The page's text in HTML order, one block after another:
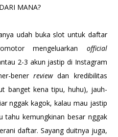
MANA?
udah buka slot untuk daftar
mengeluarkan official
2-3 akun jastip di Instagram
benerreviewdan kredibilitas
banget kena tipu, huhu), jauh-
nggak kagok, kalau mau jastip
tahu kemungkinan besar nggak
daftar. Sayang duitnya juga,